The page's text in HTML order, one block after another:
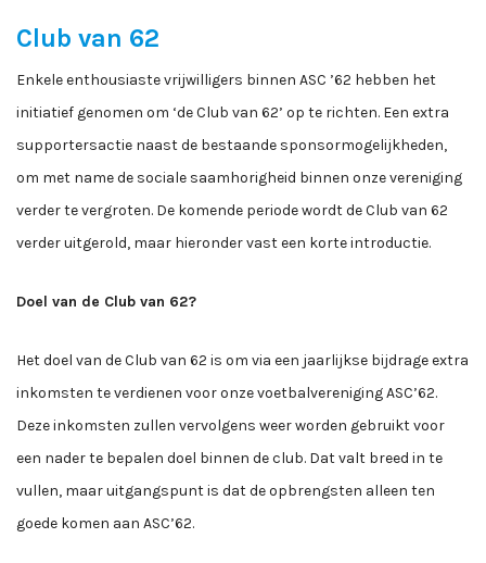
Club van 62
Enkele enthousiaste vrijwilligers binnen ASC ’62 hebben het
initiatief genomen om ‘de Club van 62’ op te richten. Een extra
supportersactie naast de bestaande sponsormogelijkheden,
om met name de sociale saamhorigheid binnen onze vereniging
verder te vergroten. De komende periode wordt de Club van 62
verder uitgerold, maar hieronder vast een korte introductie.
Doel van de Club van 62?
Het doel van de Club van 62 is om via een jaarlijkse bijdrage extra
inkomsten te verdienen voor onze voetbalvereniging ASC’62.
Deze inkomsten zullen vervolgens weer worden gebruikt voor
een nader te bepalen doel binnen de club. Dat valt breed in te
vullen, maar uitgangspunt is dat de opbrengsten alleen ten
goede komen aan ASC’62.